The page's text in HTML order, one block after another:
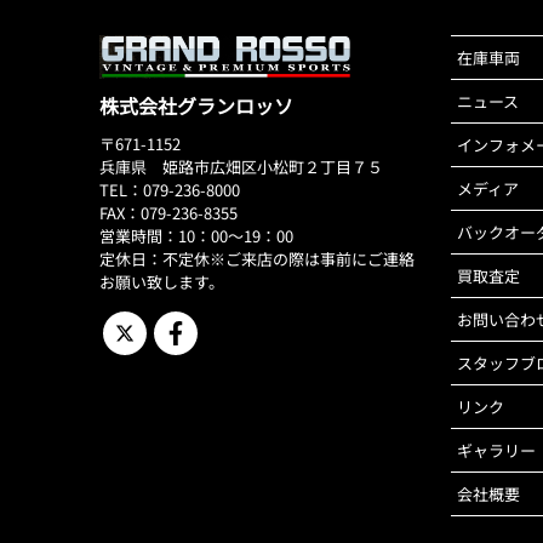
株式会社グランロッソ
〒671-1152
兵庫県 姫路市広畑区小松町２丁目７５
TEL：079-236-8000
FAX：079-236-8355
営業時間：10：00～19：00
定休日：不定休※ご来店の際は事前にご連絡
お願い致します。
在庫車両
ニュース
インフォメ
メディア
バックオー
買取査定
お問い合わ
スタッフブ
リンク
ギャラリー
会社概要